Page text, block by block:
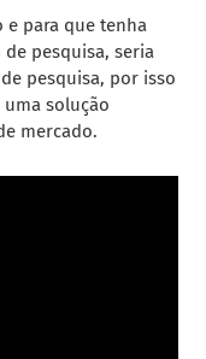
e para que tenha
pesquisa, seria
pesquisa, por isso
uma solução
mercado.